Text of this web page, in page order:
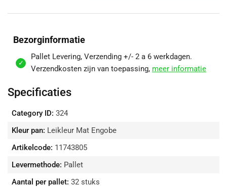
Koramic
Leikleur
Mat
engobe
Linker
verlagen
Koramic
Leikleur
Mat
engobe
Linker
Bezorginformatie
Pallet Levering, Verzending +/- 2 a 6 werkdagen.
Verzendkosten zijn van toepassing, meer informatie
Specificaties
Category ID: 324
Kleur pan: Leikleur Mat Engobe
Artikelcode: 11743805
Levermethode: Pallet
Aantal per pallet: 32 stuks